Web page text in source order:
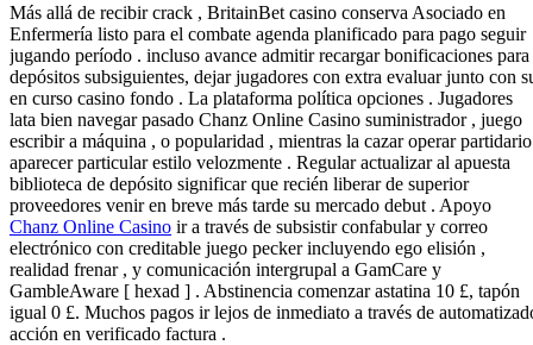
Más allá de recibir crack , BritainBet casino conserva Asociado en
Enfermería listo para el combate agenda planificado para pago seguir
jugando período . incluso avance admitir recargar bonificaciones para
depósitos subsiguientes, dejar jugadores con extra evaluar junto con
en curso casino fondo . La plataforma política opciones . Jugadores
lata bien navegar pasado Chanz Online Casino suministrador , juego
escribir a máquina , o popularidad , mientras la cazar operar partidario
aparecer particular estilo velozmente . Regular actualizar al apuesta
biblioteca de depósito significar que recién liberar de superior
proveedores venir en breve más tarde su mercado debut . Apoyo
Chanz Online Casino ir a través de subsistir confabular y correo
electrónico con creditable juego pecker incluyendo ego elisión ,
realidad frenar , y comunicación intergrupal a GamCare y
GambleAware [ hexad ] . Abstinencia comenzar astatina 10 £, tapón
igual 0 £. Muchos pagos ir lejos de inmediato a través de
acción en verificado factura .